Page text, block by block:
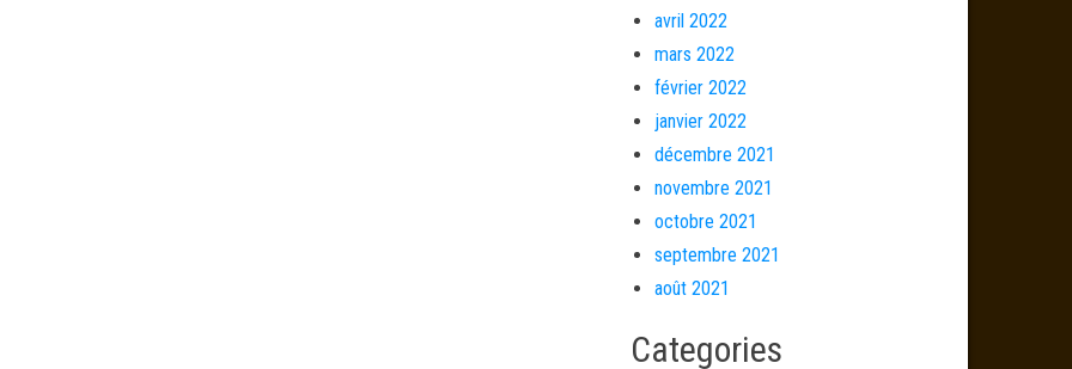
avril 2022
mars 2022
février 2022
janvier 2022
décembre 2021
novembre 2021
octobre 2021
septembre 2021
août 2021
Categories